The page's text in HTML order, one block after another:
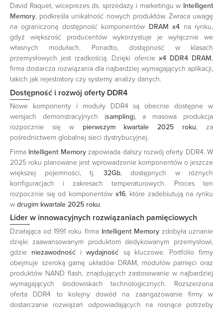
David Raquet, wiceprezes ds. sprzedaży i marketingu w Intelligent
Memory, podkreśla unikalność nowych produktów. Zwraca uwagę
na ograniczoną dostępność komponentów DRAM x4 na rynku,
gdyż większość producentów wykorzystuje je wyłącznie we
własnych modułach. Ponadto, dostępność w klasach
przemysłowych jest rzadkością. Dzięki ofercie x4 DDR4 DRAM,
firma dostarcza rozwiązania dla najbardziej wymagających aplikacji,
takich jak rejestratory czy systemy analizy danych.
Dostępność i rozwój oferty DDR4
Nowe komponenty i moduły DDR4 są obecnie dostępne w
wersjach demonstracyjnych (sampling), a masowa produkcja
rozpocznie się w pierwszym kwartale 2025 roku, za
pośrednictwem globalnej sieci dystrybucyjnej.
Firma Intelligent Memoryzapowiada dalszy rozwój oferty DDR4. W
2025 roku planowane jest wprowadzenie komponentów o jeszcze
większej pojemności, tj. 32Gb, dostępnych w różnych
konfiguracjach i zakresach temperaturowych. Proces ten
rozpocznie się od komponentów x16, które zadebiutują na rynku
w drugim kwartale 2025 roku.
Lider w innowacyjnych rozwiązaniach pamięciowych
Działająca od 1991 roku firma Intelligent Memoryzdobyła uznanie
dzięki zaawansowanym produktom dedykowanym przemysłowi,
gdzie niezawodność iwydajność są kluczowe. Portfolio firmy
obejmuje szeroką gamę układów DRAM, modułów pamięci oraz
produktów NAND flash, znajdujących zastosowanie w najbardziej
wymagających środowiskach technologicznych. Rozszerzona
oferta DDR4 to kolejny dowód na zaangażowanie firmy w
dostarczanie rozwiązań odpowiadających na rosnące potrzeby